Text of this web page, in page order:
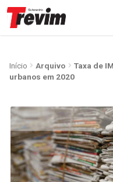
Início Arquivo
Taxa de
urbanos em 2020